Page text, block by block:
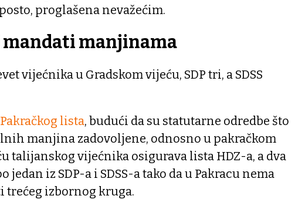
proglašena nevažećim.
manjinama
vijećnika u Gradskom vijeću, SDP tri, a SDSS
Pakračkog lista, budući da su statutarne odredbe što
manjina zadovoljene, odnosno u pakračkom
talijanskog vijećnika osigurava lista HDZ-a, a dva
jedan iz SDP-a i SDSS-a tako da u Pakracu nema
izbornog kruga.